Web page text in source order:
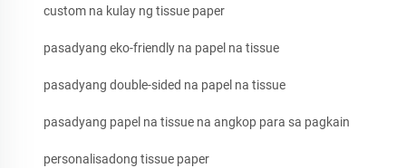
custom na kulay ng tissue paper
pasadyang eko-friendly na papel na tissue
pasadyang double-sided na papel na tissue
pasadyang papel na tissue na angkop para sa pagkain
personalisadong tissue paper